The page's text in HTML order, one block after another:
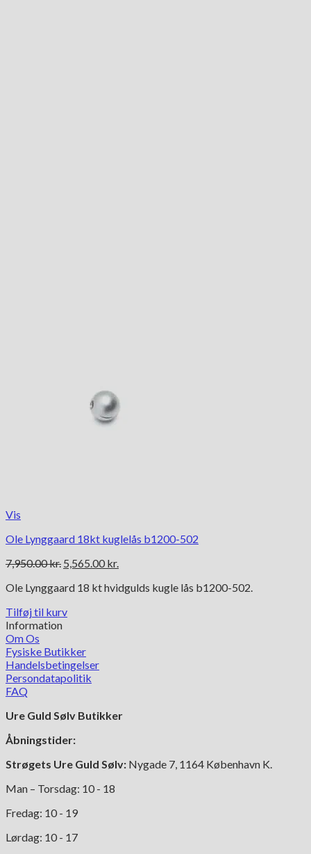
Vis
Ole Lynggaard 18kt kuglelås b1200-502
7,950.00kr. Den
pris
7,950.00 kr..
5,565.00 kr.
pris
Ole Lynggaard 18 kt hvidgulds kugle lås b1200-502.
Tilføj til kurv
Information
Om Os
Fysiske Butikker
Handelsbetingelser
Persondatapolitik
FAQ
Ure Guld Sølv Butikker
Åbningstider:
Strøgets Ure Guld Sølv: Nygade 7, 1164 København K.
Man – Torsdag: 10 - 18
Fredag: 10 - 19
Lørdag: 10 - 17